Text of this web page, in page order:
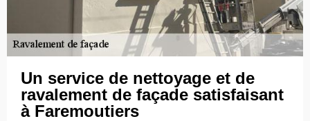
Un service de nettoyage et de
ravalement de façade satisfaisant
à Faremoutiers